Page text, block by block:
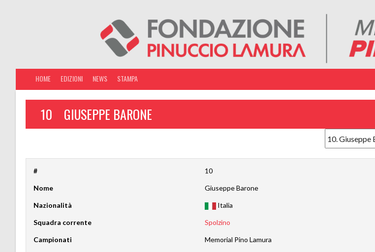
HOME EDIZIONI NEWS STAMPA
10 GIUSEPPE BARONE
# 10
Nome Giuseppe Barone
Nazionalità Italia
Squadra corrente Spolzino
Campionati Memorial Pino Lamura